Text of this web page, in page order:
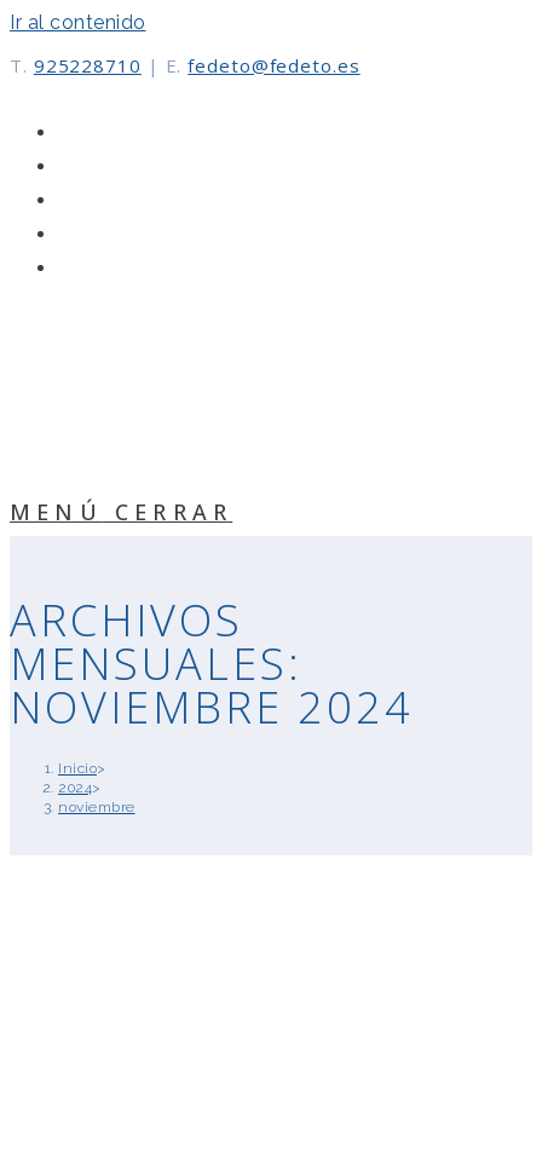
Ir al contenido
T. 925228710 | E. fedeto@fedeto.es
MENÚ CERRAR
ARCHIVOS
MENSUALES:
NOVIEMBRE 2024
Inicio>
2024>
noviembre